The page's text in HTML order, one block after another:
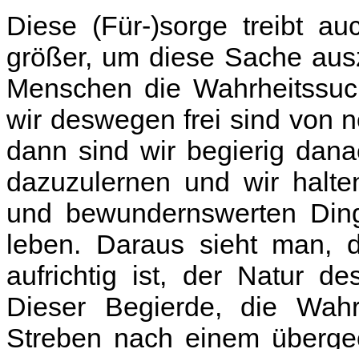
Diese (Für-)sorge treibt
größer, um diese Sache
Menschen die
wir deswegen frei sind von
dann sind wir begierig
dazuzulernen und wir
und bewundernswerten
leben. Daraus sieht man,
aufrichtig ist, der Natur
Dieser Begierde, die
Streben nach einem